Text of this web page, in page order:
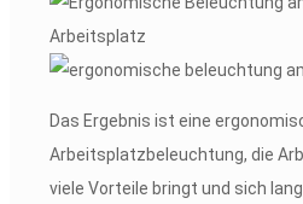
Das Ergebnis ist eine
Arbeitsplatzbeleuchtung, die
viele Vorteile bringt und sich